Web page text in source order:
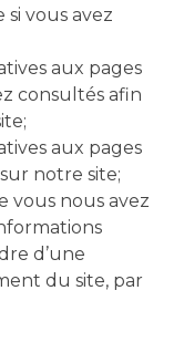
vous avez
aux pages
consultés afin
aux pages
notre site;
vous nous avez
d’une
du site, par